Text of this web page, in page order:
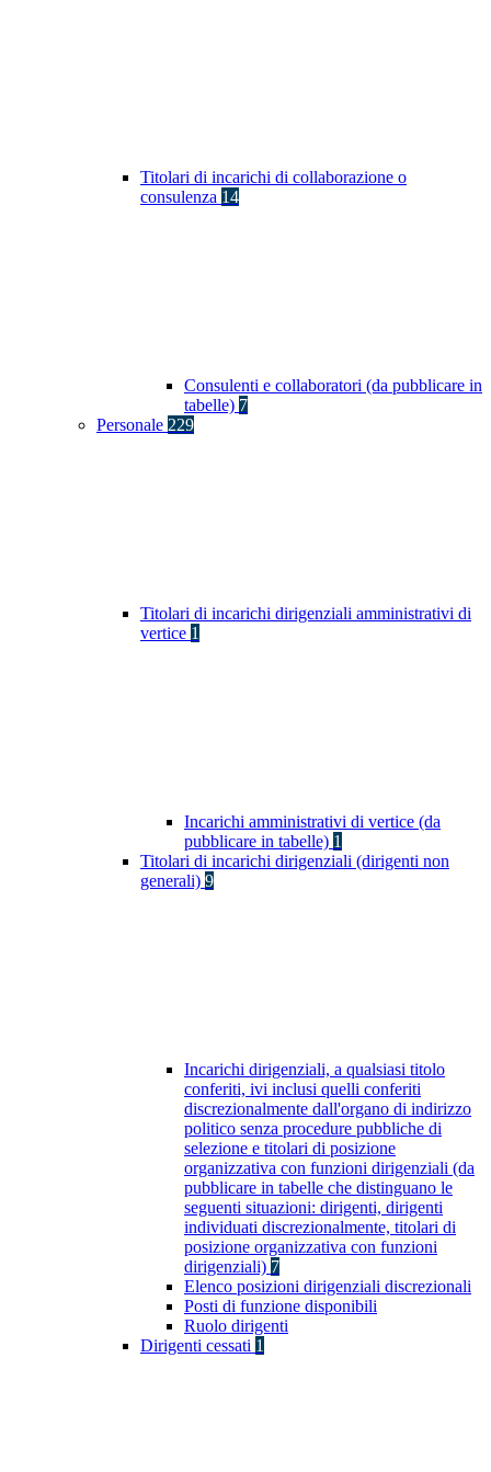
Titolari di incarichi di collaborazione o
consulenza 14
Consulenti e collaboratori (da pubblicare in
tabelle) 7
Personale 229
Titolari di incarichi dirigenziali amministrativi di
vertice 1
Incarichi amministrativi di vertice (da
pubblicare in tabelle) 1
Titolari di incarichi dirigenziali (dirigenti non
generali) 9
Incarichi dirigenziali, a qualsiasi titolo
conferiti, ivi inclusi quelli conferiti
discrezionalmente dall'organo di indirizzo
politico senza procedure pubbliche di
selezione e titolari di posizione
organizzativa con funzioni dirigenziali (da
pubblicare in tabelle che distinguano le
seguenti situazioni: dirigenti, dirigenti
individuati discrezionalmente, titolari di
posizione organizzativa con funzioni
dirigenziali) 7
Elenco posizioni dirigenziali discrezionali
Posti di funzione disponibili
Ruolo dirigenti
Dirigenti cessati 1